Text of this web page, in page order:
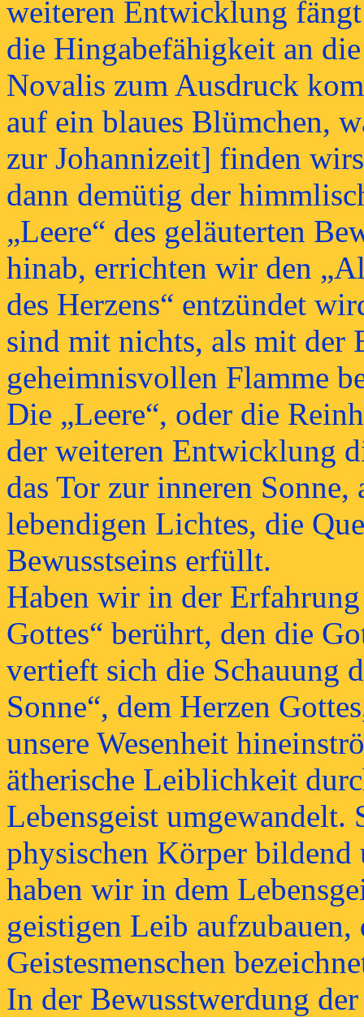
weiteren Entwicklung
die Hingabefähigkeit an
Novalis zum Ausdruck
auf ein blaues Blümchen,
zur Johannizeit] finden
dann demütig der
„Leere“ des geläuterten
hinab, errichten wir den
des Herzens“ entzündet
sind mit nichts, als mit der
geheimnisvollen Flamme
Die „Leere“, oder die
der weiteren Entwicklung
das Tor zur inneren Sonne,
lebendigen Lichtes, die
Bewusstseins erfüllt.
Haben wir in der
Gottes“ berührt, den die
vertieft sich die Schauung
Sonne“, dem Herzen
unsere Wesenheit
ätherische Leiblichkeit
Lebensgeist umgewandelt.
physischen Körper bildend
haben wir in dem
geistigen Leib
Geistesmenschen
In der Bewusstwerdung